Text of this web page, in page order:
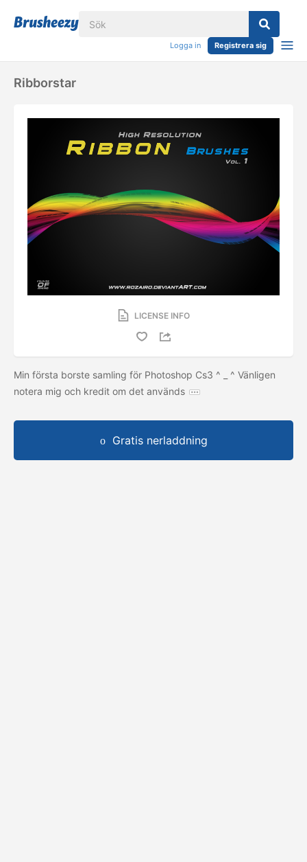
Logga in Registrera sig
Ribborstar
LICENSE INFO
Min första borste samling för Photoshop Cs3 ^ _ ^ Vänligen
notera mig och kredit om det används
Gratis nerladdning